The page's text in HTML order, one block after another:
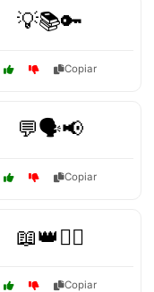
💡📚🔑
Copiar
💬🗣️📢
Copiar
📖👑🧙‍♂️
Copiar